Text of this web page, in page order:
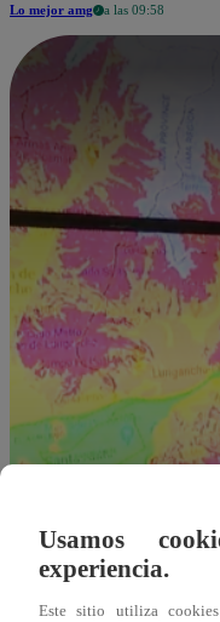
Lo mejor amg a las 09:58
Usamos
experiencia.
Este sitio utiliza